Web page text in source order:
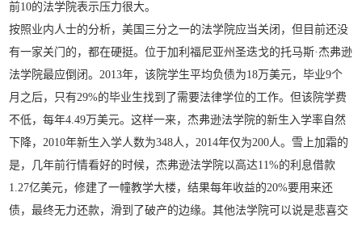
前10的法学院表示压力很大。
按照业内人士的分析，美国三分之一的法学院应当关闭，但目前还没
有一家关门的，都在硬挺。位于加利福尼亚州圣迭戈的托马斯·杰弗逊
法学院最应倒闭。2013年，该院学生平均负债为18万美元，毕业9个
月之后，只有29%的毕业生找到了需要法律学位的工作。但该院学费
不低，每年4.49万美元。这样一来，杰弗逊法学院的新生入学率自然
下降，2010年新生入学人数为348人，2014年仅为200人。雪上加霜的
是，几年前行情看好的时候，杰弗逊法学院以高达11%的利息借款
1.27亿美元，修建了一幢教学大楼，结果每年收益的20%要用来还
债，最终无力还款，滑到了破产的边缘。其他法学院可以说是悲喜交